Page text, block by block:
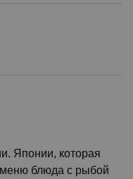
Японии, которая
блюда с рыбой